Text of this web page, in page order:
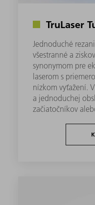
TruLaser
Jednoduché
všestranné a
synonymom pre
laserom s
nízkom vyťažení.
a jednoduchej
začiatočníkov